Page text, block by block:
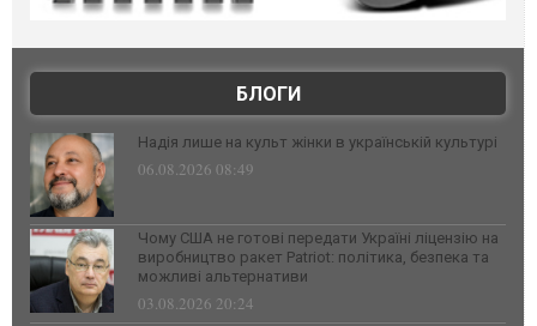
БЛОГИ
Надія лише на культ жінки в українській культурі
06.08.2026 08:49
Чому США не готові передати Україні ліцензію на
виробництво ракет Patriot: політика, безпека та
можливі альтернативи
03.08.2026 20:24